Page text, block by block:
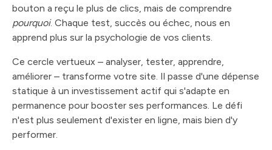
bouton a reçu le plus de clics, mais de comprendre
pourquoi. Chaque test, succès ou échec, nous en
apprend plus sur la psychologie de vos clients.
Ce cercle vertueux – analyser, tester, apprendre,
améliorer – transforme votre site. Il passe d'une dépense
statique à un investissement actif qui s'adapte en
permanence pour booster ses performances. Le défi
n'est plus seulement d'exister en ligne, mais bien d'y
performer.